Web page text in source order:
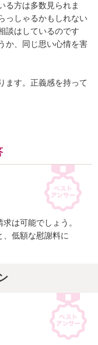
る方は多数見られま
っしゃるかもしれない
談はしているのです
か、同じ思い心情を害
ます。正義感を持って
は可能でしょう。
、低額な慰謝料に